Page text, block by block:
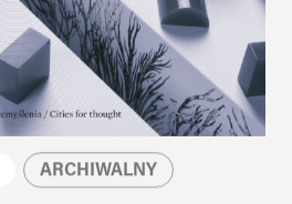
ARCHIWALNY